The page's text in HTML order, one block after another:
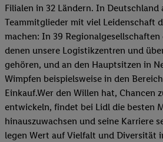
Filialen in 32 Ländern. In
Teammitglieder mit viel Leidenschaft
machen: In 39
denen unsere Logistikzentren und
gehören, und an den Hauptsitzen in
Wimpfen beispielsweise in den
Einkauf.Wer den Willen hat, Chancen
entwickeln, findet bei Lidl die besten
hinauszuwachsen und seine Karriere
legen Wert auf Vielfalt und Diversität